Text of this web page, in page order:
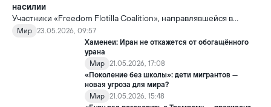
насилии
Участники «Freedom Flotilla Coalition», направлявшейся в
сектор Газа с гуманитарной помощью, заявили, что после
задержания со стороны Израиль подверглись пыткам и
жестокому обращению.
Мир 23.05.2026, 09:57
Хаменеи: Иран не откажется от обогащённого
урана
Мир 21.05.2026, 17:08
«Поколение без школы»: дети мигрантов —
новая угроза для мира?
Мир 21.05.2026, 15:48